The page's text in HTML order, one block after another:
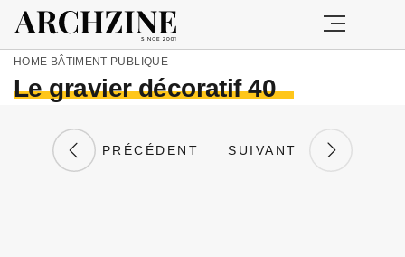
HOME BÂTIMENT PUBLIQUE
Le gravier décoratif 40
PRÉCÉDENT SUIVANT